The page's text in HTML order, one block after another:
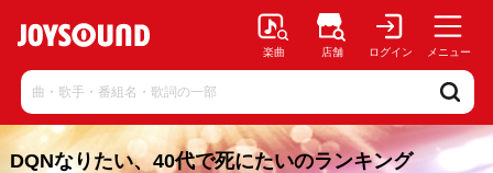
楽曲 店舗 ログイン メニュー
DQNなりたい、40代で死にたいのランキング